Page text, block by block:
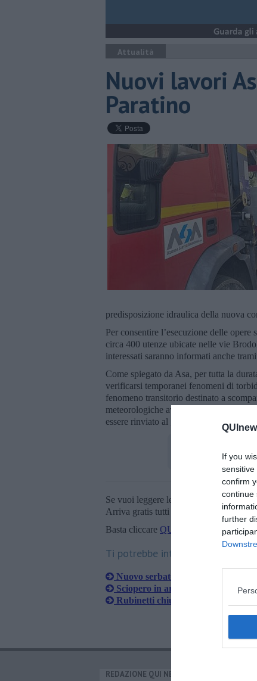
If you
confirm
continue
further
Attualità
Nuovi lavori
Paratino
predisposizione idraulica della nuova
Per consentire l’esecuzione delle
circa 400 utenze ubicate nelle vie
interessati saranno informati anche
Come spiegato da Asa, per tutta la
verificarsi temporanei fenomeni di
fenomeno transitorio destinato a
meteorologiche avverse o eventuali
essere rinviato al giorno successivo.
Se vuoi leggere le notizie principali
Arriva gratis tutti i giorni alle 20:00
Basta cliccare QUI
Ti potrebbe interessare anche:
Nuovo serbatoio, intervento Asa
Sciopero in arrivo, servizi Asa
Rubinetti chiusi per lavori di Asa
REDAZIONE QUI NEWS